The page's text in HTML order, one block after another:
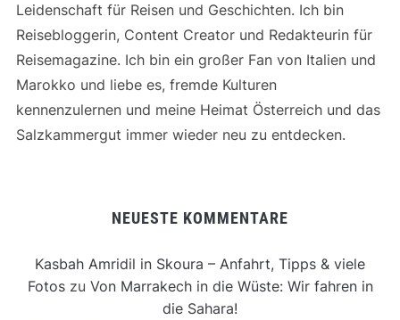
Leidenschaft für Reisen und Geschichten. Ich bin
Reisebloggerin, Content Creator und Redakteurin für
Reisemagazine. Ich bin ein großer Fan von Italien und
Marokko und liebe es, fremde Kulturen
kennenzulernen und meine Heimat Österreich und das
Salzkammergut immer wieder neu zu entdecken.
NEUESTE KOMMENTARE
Kasbah Amridil in Skoura – Anfahrt, Tipps & viele
Fotoszu Von Marrakech in die Wüste: Wir fahren in
die Sahara!